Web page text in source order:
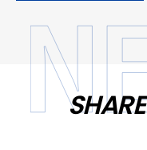
SHARE